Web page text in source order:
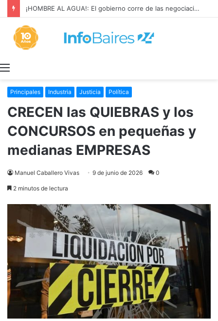
¡HOMBRE AL AGUA!: El gobierno corre de las negociaciones a Sturzenegger con los prácticos marítimos
Principales Industria Justicia Política
CRECEN las QUIEBRAS y los
CONCURSOS en pequeñas y
medianas EMPRESAS
Manuel Caballero Vivas 9 de junio de 2026 0
2 minutos de lectura